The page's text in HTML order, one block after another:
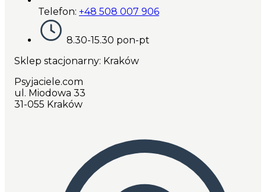
Telefon: +48 508 007 906
8.30-15.30 pon-pt
Sklep stacjonarny: Kraków
Psyjaciele.com
ul. Miodowa 33
31-055 Kraków